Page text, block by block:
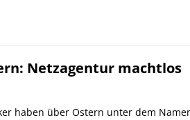
Netzagentur machtlos
haben über Ostern unter dem